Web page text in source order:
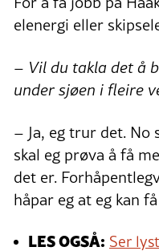
elenergi eller
– Vil du takla det å
under sjøen i fleire
– Ja, eg trur det. No
skal eg prøva å få
det er.
håpar eg at eg kan
LES OGSÅ: Ser